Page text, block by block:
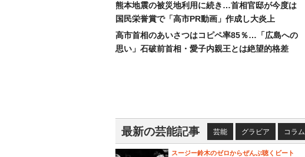
熊本地震の被災地利用に続き…首相官邸が今度は
国民栄誉賞で「高市PR動画」作成し大炎上
高市首相のあいさつはコピペ率85％…「広島への
思い」石破前首相・愛子内親王とは絶望的格差
最新の芸能記事 芸能 グラビア コラム
スージー鈴木のゼロからぜんぶ聴くビート